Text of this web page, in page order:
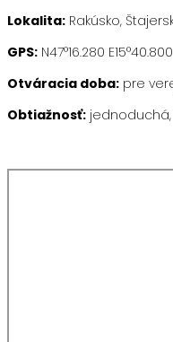
Lokalita: Rakúsko,
GPS: N47°16.280 E15°40.800
Otváracia doba: pre
Obtiažnosť: jednoduchá,